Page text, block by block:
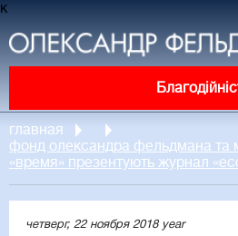
к
главная
фонд олександра фельдмана та
«время» презентують журнал
четверг, 22 ноября 2018 year